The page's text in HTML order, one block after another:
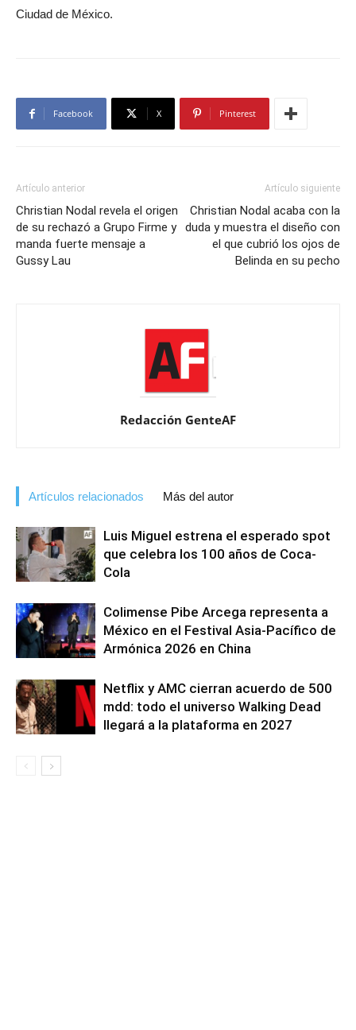
Ciudad de México.
Facebook X Pinterest
Artículo anterior
Christian Nodal revela el origen
de su rechazó a Grupo Firme y
manda fuerte mensaje a
Gussy Lau
Artículo siguiente
Christian Nodal acaba con la
duda y muestra el diseño con
el que cubrió los ojos de
Belinda en su pecho
Redacción GenteAF
Artículos relacionados Más del autor
Luis Miguel estrena el esperado spot
que celebra los 100 años de Coca-
Cola
Colimense Pibe Arcega representa a
México en el Festival Asia-Pacífico de
Armónica 2026 en China
Netflix y AMC cierran acuerdo de 500
mdd: todo el universo Walking Dead
llegará a la plataforma en 2027